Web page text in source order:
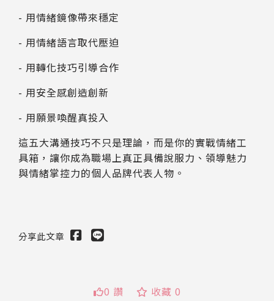
- 用情緒鏡像帶來穩定
- 用情緒語言取代壓迫
- 用轉化技巧引導合作
- 用安全感創造創新
- 用願景喚醒真投入
這五大溝通技巧不只是理論，而是你的實戰情緒工
具箱，讓你成為職場上真正具備說服力、領導魅力
與情緒掌控力的個人品牌代表人物。
分享此文章
0 讚 收藏 0